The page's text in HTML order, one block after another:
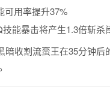
可用率提升37%
能暴击将产生1.3倍斩杀
收割流蛮王在35分钟